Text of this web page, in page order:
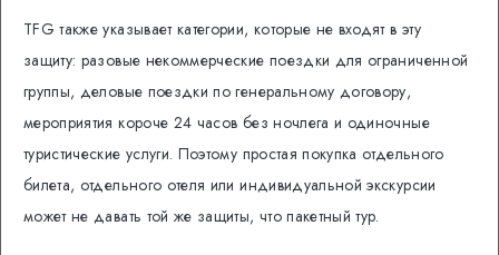
TFG также указывает категории, которые не входят в эту
защиту: разовые некоммерческие поездки для ограниченной
группы, деловые поездки по генеральному договору,
мероприятия короче 24 часов без ночлега и одиночные
туристические услуги. Поэтому простая покупка отдельного
билета, отдельного отеля или индивидуальной экскурсии
может не давать той же защиты, что пакетный тур.